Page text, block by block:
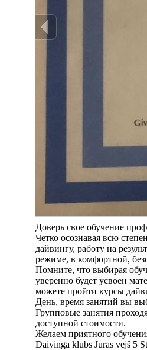
Доверь свое обучение
Четко осознавая всю
дайвингу, работу на
режиме, в комфортной,
Помните, что выбирая
уверенно будет усвоен
можете пройти курсы
День, время занятий вы
Групповые занятия
доступной стоимости.
Желаем приятного
Daivinga klubs Jūras vējš 5